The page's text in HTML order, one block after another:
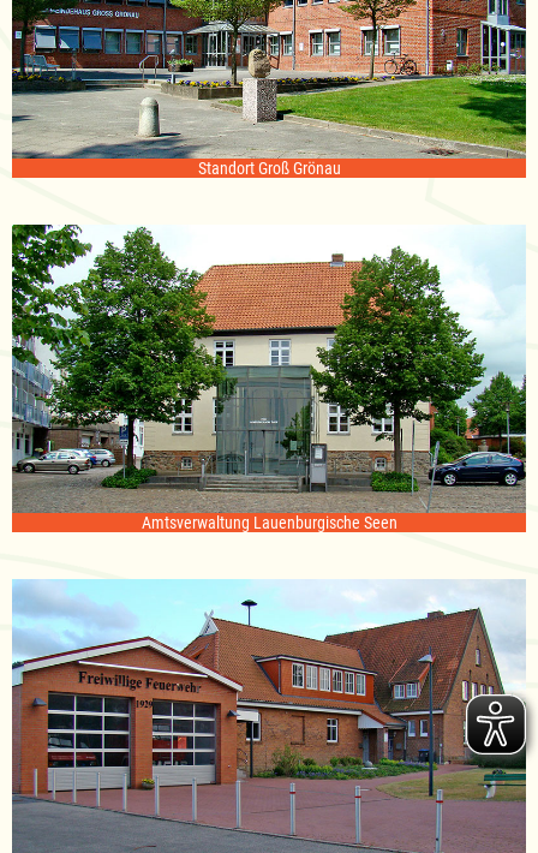
Standort Groß Grönau
Amtsverwaltung Lauenburgische Seen